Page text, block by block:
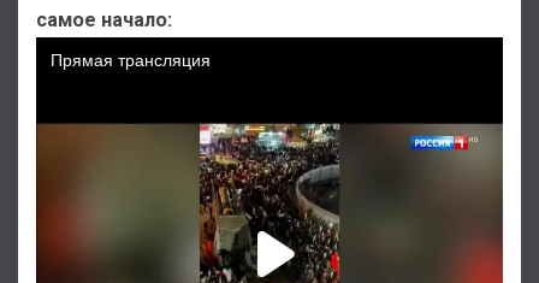
самое начало: